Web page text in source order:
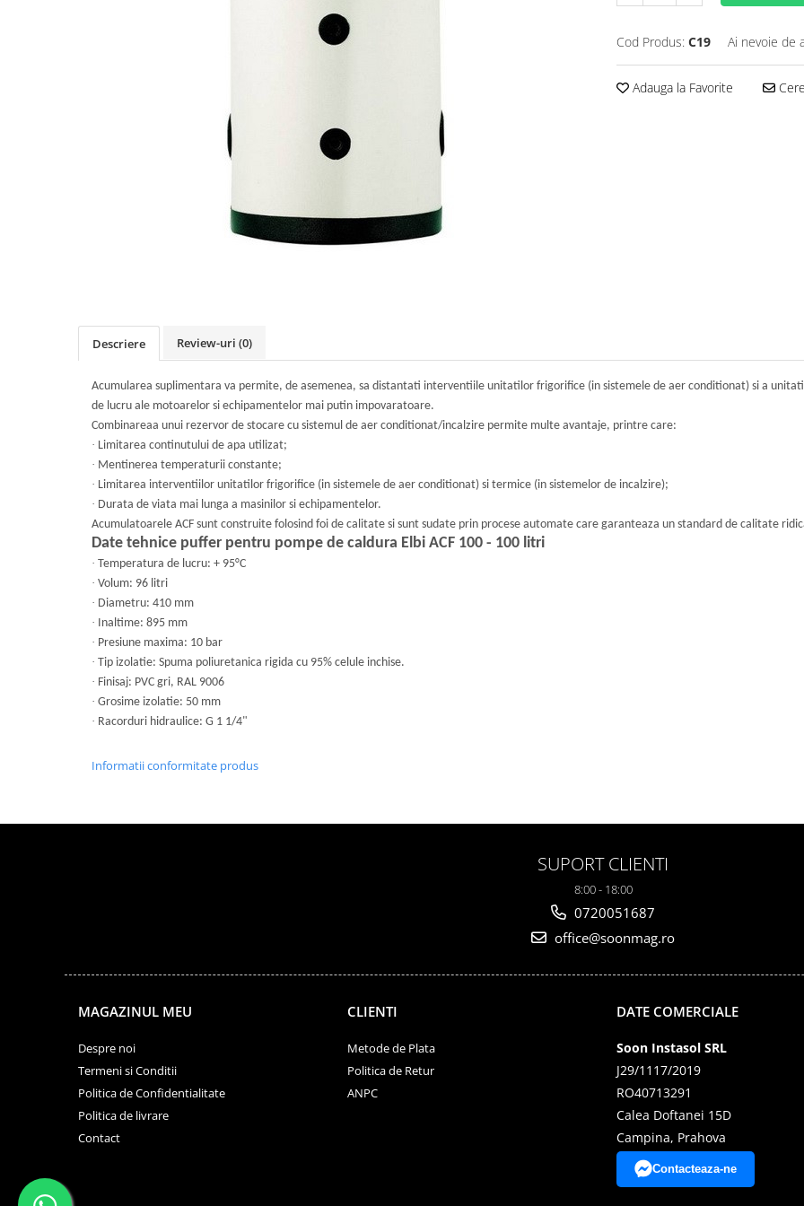
Cod Produs: C19 Ai nevoie de
Adauga la Favorite
Descriere Review-uri (0)
Acumularea suplimentara va permite, de asemenea, sa distantati interventiile unitatilor frigorifice (in sistemele de aer conditionat) si a
de lucru ale motoarelor si echipamentelor mai putin impovaratoare.
Combinareaa unui rezervor de stocare cu sistemul de aer conditionat/incalzire permite multe avantaje, printre care:
· Limitarea continutului de apa utilizat;
· Mentinerea temperaturii constante;
· Limitarea interventiilor unitatilor frigorifice (in sistemele de aer conditionat) si termice (in sistemelor de incalzire);
· Durata de viata mai lunga a masinilor si echipamentelor.
Acumulatoarele ACF sunt construite folosind foi de calitate si sunt sudate prin procese automate care garanteaza un standard de calitate
Date tehnice puffer pentru pompe de caldura Elbi ACF 100 - 100 litri
· Temperatura de lucru: + 95°C
· Volum: 96 litri
· Diametru: 410 mm
· Inaltime: 895 mm
· Presiune maxima: 10 bar
· Tip izolatie: Spuma poliuretanica rigida cu 95% celule inchise.
· Finisaj: PVC gri, RAL 9006
· Grosime izolatie: 50 mm
· Racorduri hidraulice: G 1 1/4"
Informatii conformitate produs
SUPORT CLIENTI
8:00 - 18:00
0720051687
office@soonmag.ro
MAGAZINUL MEU
Despre noi
Termeni si Conditii
Politica de Confidentialitate
Politica de livrare
Contact
CLIENTI
Metode de Plata
Politica de Retur
ANPC
DATE COMERCIALE
Soon Instasol SRL
J29/1117/2019
RO40713291
Calea Doftanei 15D
Campina, Prahova
Contacteaza-ne